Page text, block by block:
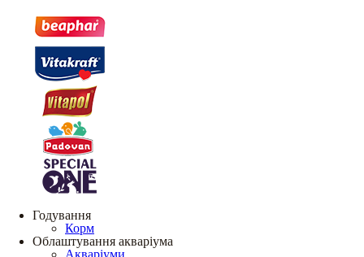
Годування
Корм
Облаштування акваріума
Акваріуми